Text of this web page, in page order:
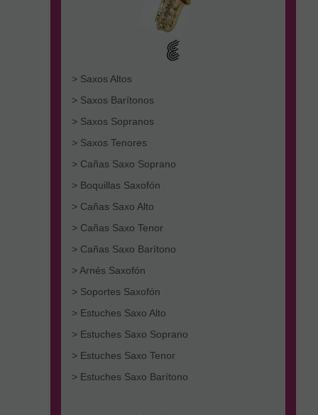
> Saxos Altos
> Saxos Barítonos
> Saxos Sopranos
> Saxos Tenores
> Cañas Saxo Soprano
> Boquillas Saxofón
> Cañas Saxo Alto
> Cañas Saxo Tenor
> Cañas Saxo Barítono
> Arnés Saxofón
> Soportes Saxofón
> Estuches Saxo Alto
> Estuches Saxo Soprano
> Estuches Saxo Tenor
> Estuches Saxo Barítono